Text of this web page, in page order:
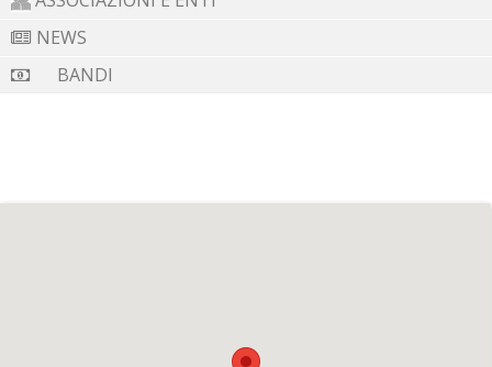
usi di Capograssi.
facevano parte Serramezzana e Castegneta. Tale feudo,
NEWS
BANDI